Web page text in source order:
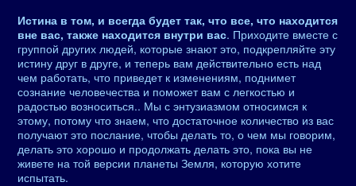
Истина в том, и всегда будет так, что все, что находится
вне вас, также находится внутри вас. Приходите вместе с
группой других людей, которые знают это, подкрепляйте эту
истину друг в друге, и теперь вам действительно есть над
чем работать, что приведет к изменениям, поднимет
сознание человечества и поможет вам с легкостью и
радостью возноситься.. Мы с энтузиазмом относимся к
этому, потому что знаем, что достаточное количество из вас
получают это послание, чтобы делать то, о чем мы говорим,
делать это хорошо и продолжать делать это, пока вы не
живете на той версии планеты Земля, которую хотите
испытать.